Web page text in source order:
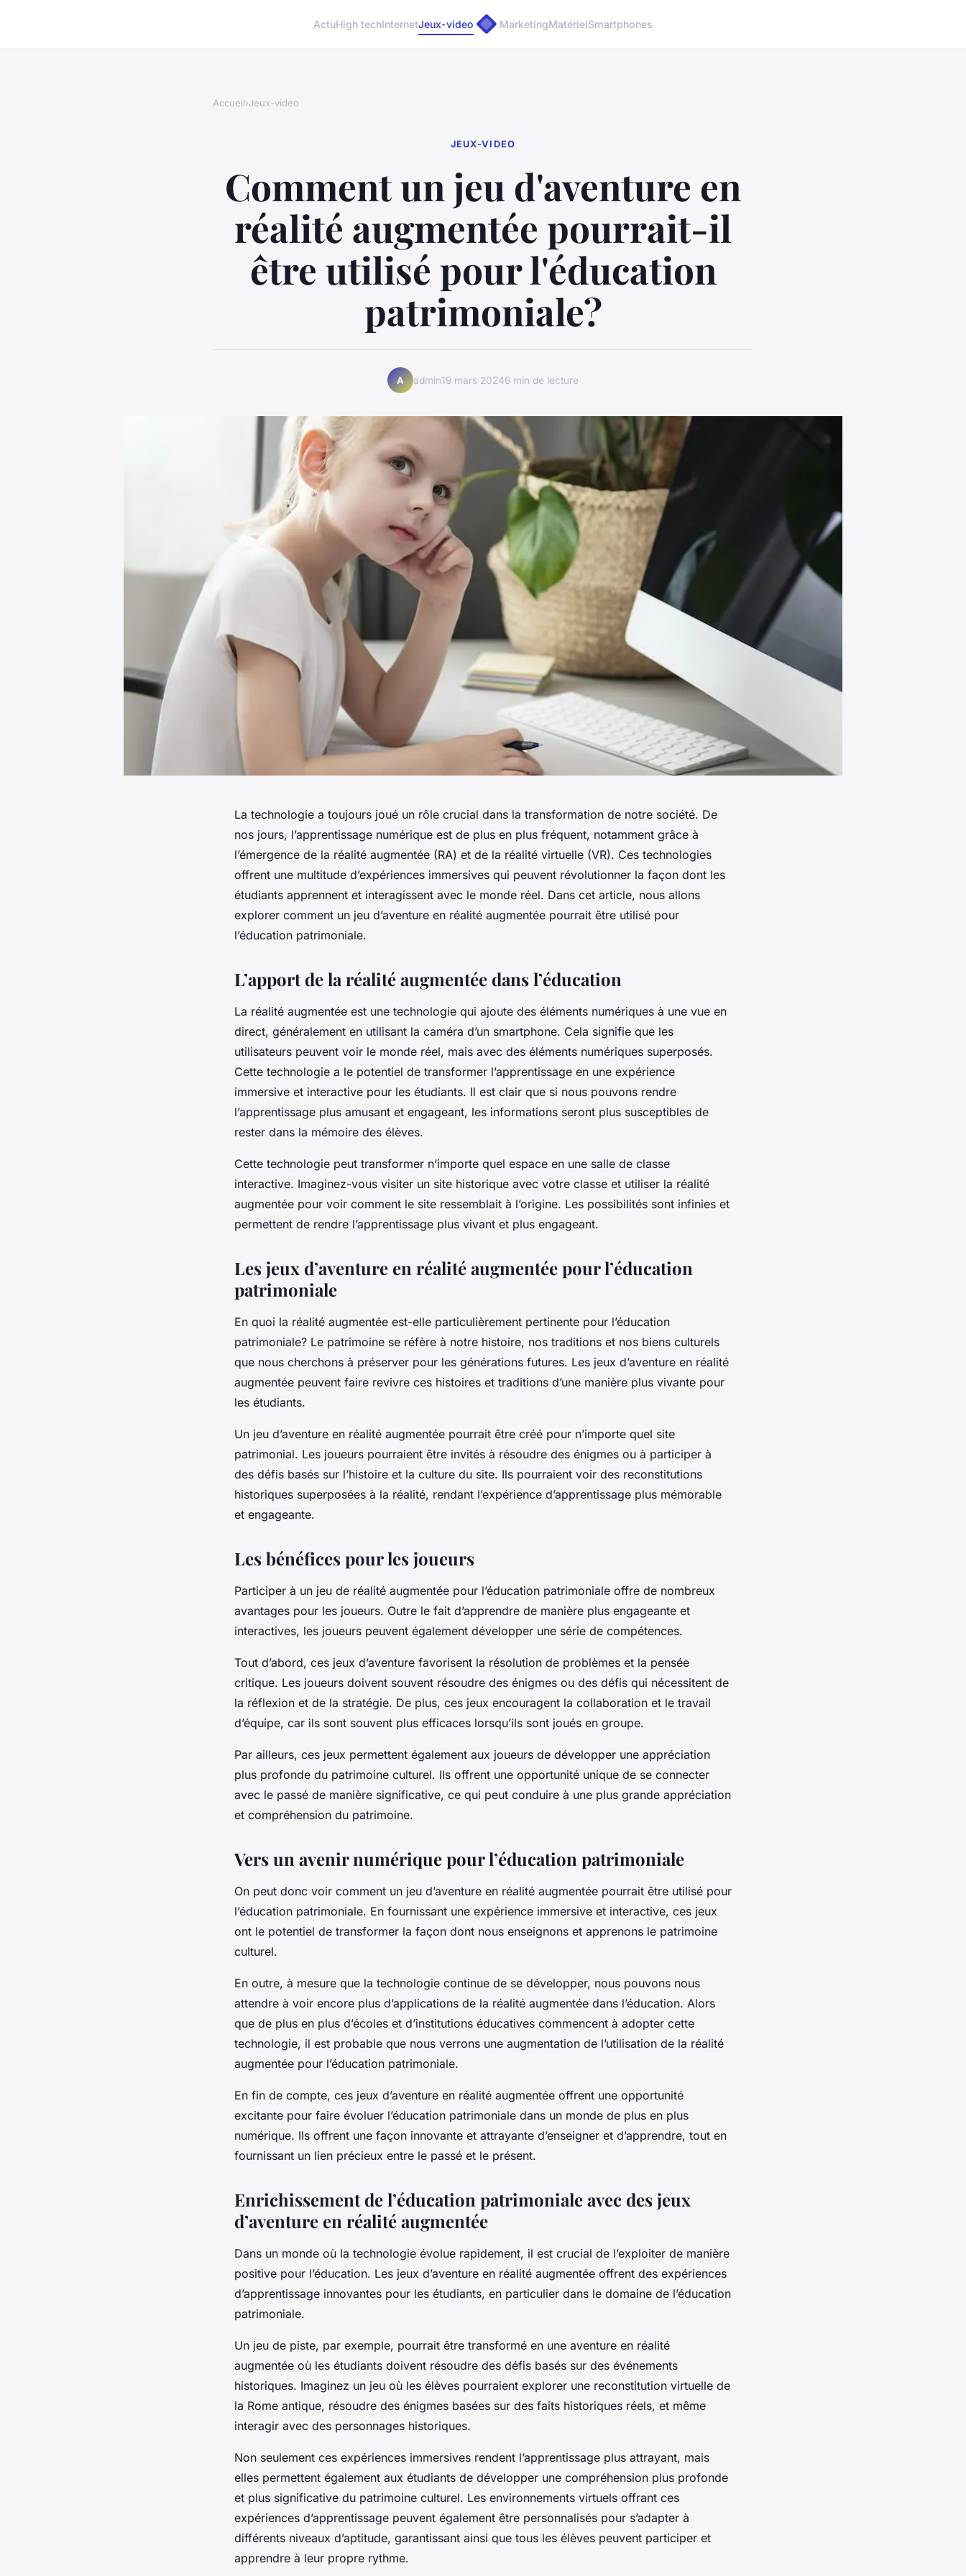
ActuHigh techInternetJeux-video MarketingMatérielSmartphones
Accueil›Jeux-video
JEUX-VIDEO
Comment un jeu d'aventure en
réalité augmentée pourrait-il
être utilisé pour l'éducation
patrimoniale?
A admin19 mars 20246 min de lecture
La technologie a toujours joué un rôle crucial dans la transformation de notre société. De
nos jours, l’apprentissage numérique est de plus en plus fréquent, notamment grâce à
l’émergence de la réalité augmentée (RA) et de la réalité virtuelle (VR). Ces technologies
offrent une multitude d’expériences immersives qui peuvent révolutionner la façon dont les
étudiants apprennent et interagissent avec le monde réel. Dans cet article, nous allons
explorer comment un jeu d’aventure en réalité augmentée pourrait être utilisé pour
l’éducation patrimoniale.
L’apport de la réalité augmentée dans l’éducation
La réalité augmentée est une technologie qui ajoute des éléments numériques à une vue en
direct, généralement en utilisant la caméra d’un smartphone. Cela signifie que les
utilisateurs peuvent voir le monde réel, mais avec des éléments numériques superposés.
Cette technologie a le potentiel de transformer l’apprentissage en une expérience
immersive et interactive pour les étudiants. Il est clair que si nous pouvons rendre
l’apprentissage plus amusant et engageant, les informations seront plus susceptibles de
rester dans la mémoire des élèves.
Cette technologie peut transformer n’importe quel espace en une salle de classe
interactive. Imaginez-vous visiter un site historique avec votre classe et utiliser la réalité
augmentée pour voir comment le site ressemblait à l’origine. Les possibilités sont infinies et
permettent de rendre l’apprentissage plus vivant et plus engageant.
Les jeux d’aventure en réalité augmentée pour l’éducation
patrimoniale
En quoi la réalité augmentée est-elle particulièrement pertinente pour l’éducation
patrimoniale? Le patrimoine se réfère à notre histoire, nos traditions et nos biens culturels
que nous cherchons à préserver pour les générations futures. Les jeux d’aventure en réalité
augmentée peuvent faire revivre ces histoires et traditions d’une manière plus vivante pour
les étudiants.
Un jeu d’aventure en réalité augmentée pourrait être créé pour n’importe quel site
patrimonial. Les joueurs pourraient être invités à résoudre des énigmes ou à participer à
des défis basés sur l’histoire et la culture du site. Ils pourraient voir des reconstitutions
historiques superposées à la réalité, rendant l’expérience d’apprentissage plus mémorable
et engageante.
Les bénéfices pour les joueurs
Participer à un jeu de réalité augmentée pour l’éducation patrimoniale offre de nombreux
avantages pour les joueurs. Outre le fait d’apprendre de manière plus engageante et
interactives, les joueurs peuvent également développer une série de compétences.
Tout d’abord, ces jeux d’aventure favorisent la résolution de problèmes et la pensée
critique. Les joueurs doivent souvent résoudre des énigmes ou des défis qui nécessitent de
la réflexion et de la stratégie. De plus, ces jeux encouragent la collaboration et le travail
d’équipe, car ils sont souvent plus efficaces lorsqu’ils sont joués en groupe.
Par ailleurs, ces jeux permettent également aux joueurs de développer une appréciation
plus profonde du patrimoine culturel. Ils offrent une opportunité unique de se connecter
avec le passé de manière significative, ce qui peut conduire à une plus grande appréciation
et compréhension du patrimoine.
Vers un avenir numérique pour l’éducation patrimoniale
On peut donc voir comment un jeu d’aventure en réalité augmentée pourrait être utilisé pour
l’éducation patrimoniale. En fournissant une expérience immersive et interactive, ces jeux
ont le potentiel de transformer la façon dont nous enseignons et apprenons le patrimoine
culturel.
En outre, à mesure que la technologie continue de se développer, nous pouvons nous
attendre à voir encore plus d’applications de la réalité augmentée dans l’éducation. Alors
que de plus en plus d’écoles et d’institutions éducatives commencent à adopter cette
technologie, il est probable que nous verrons une augmentation de l’utilisation de la réalité
augmentée pour l’éducation patrimoniale.
En fin de compte, ces jeux d’aventure en réalité augmentée offrent une opportunité
excitante pour faire évoluer l’éducation patrimoniale dans un monde de plus en plus
numérique. Ils offrent une façon innovante et attrayante d’enseigner et d’apprendre, tout en
fournissant un lien précieux entre le passé et le présent.
Enrichissement de l’éducation patrimoniale avec des jeux
d’aventure en réalité augmentée
Dans un monde où la technologie évolue rapidement, il est crucial de l’exploiter de manière
positive pour l’éducation. Les jeux d’aventure en réalité augmentée offrent des expériences
d’apprentissage innovantes pour les étudiants, en particulier dans le domaine de l’éducation
patrimoniale.
Un jeu de piste, par exemple, pourrait être transformé en une aventure en réalité
augmentée où les étudiants doivent résoudre des défis basés sur des événements
historiques. Imaginez un jeu où les élèves pourraient explorer une reconstitution virtuelle de
la Rome antique, résoudre des énigmes basées sur des faits historiques réels, et même
interagir avec des personnages historiques.
Non seulement ces expériences immersives rendent l’apprentissage plus attrayant, mais
elles permettent également aux étudiants de développer une compréhension plus profonde
et plus significative du patrimoine culturel. Les environnements virtuels offrant ces
expériences d’apprentissage peuvent également être personnalisés pour s’adapter à
différents niveaux d’aptitude, garantissant ainsi que tous les élèves peuvent participer et
apprendre à leur propre rythme.